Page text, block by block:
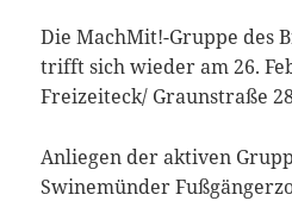
Die MachMit!-Gruppe des
trifft sich wieder am 26.
Freizeiteck/ Graunstraße
Anliegen der aktiven
Swinemünder